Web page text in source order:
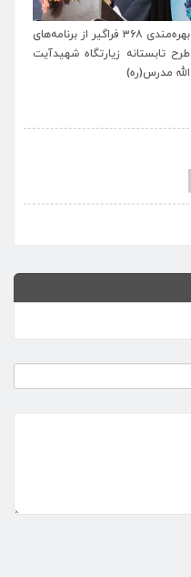
بهره‌مندی ۳۶۸ فراگیر از برنامه‌های
طرح تابستانه زیارتگاه شهیدآیت
الله مدرس(ره)